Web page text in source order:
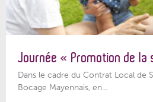
Journée « Promotion de la
Dans le cadre du Contrat Local de
Bocage Mayennais, en...